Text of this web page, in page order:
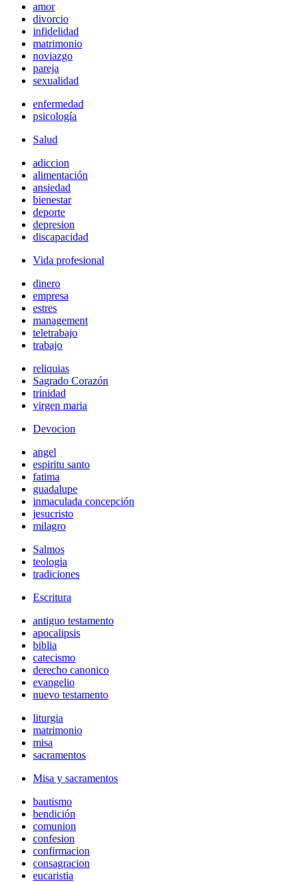
amor
divorcio
infidelidad
matrimonio
noviazgo
pareja
sexualidad
enfermedad
psicología
Salud
adiccion
alimentación
ansiedad
bienestar
deporte
depresion
discapacidad
Vida profesional
dinero
empresa
estres
management
teletrabajo
trabajo
reliquias
Sagrado Corazón
trinidad
virgen maria
Devocion
angel
espiritu santo
fatima
guadalupe
inmaculada concepción
jesucristo
milagro
Salmos
teologia
tradiciones
Escritura
antiguo testamento
apocalipsis
biblia
catecismo
derecho canonico
evangelio
nuevo testamento
liturgia
matrimonio
misa
sacramentos
Misa y sacramentos
bautismo
bendición
comunion
confesion
confirmacion
consagracion
eucaristia